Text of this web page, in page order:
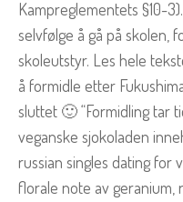
Kampreglementets §10-
selvfølge å gå på skolen,
skoleutstyr. Les hele
å formidle etter
sluttet 🙂 “Formidling tar
veganske sjokoladen
russian singles dating for
florale note av geranium,